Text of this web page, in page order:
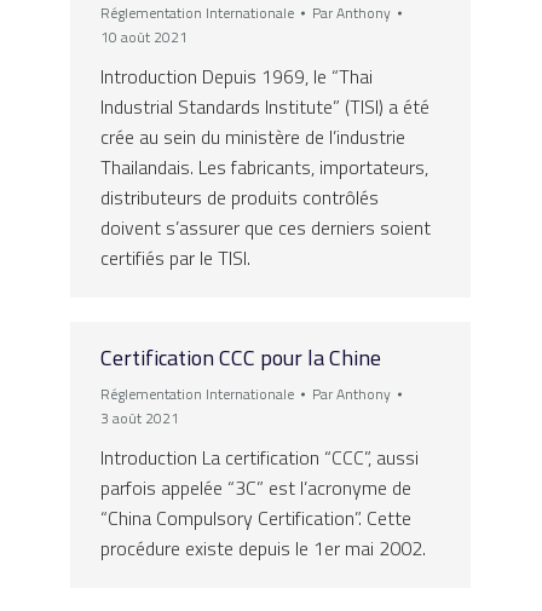
Réglementation Internationale ParAnthony
10 août 2021
Introduction Depuis 1969, le “Thai
Industrial Standards Institute” (TISI) a été
crée au sein du ministère de l’industrie
Thailandais. Les fabricants, importateurs,
distributeurs de produits contrôlés
doivent s’assurer que ces derniers soient
certifiés par le TISI.
Certification CCC pour la Chine
Réglementation Internationale ParAnthony
3 août 2021
Introduction La certification “CCC”, aussi
parfois appelée “3C” est l’acronyme de
“China Compulsory Certification”. Cette
procédure existe depuis le 1er mai 2002.